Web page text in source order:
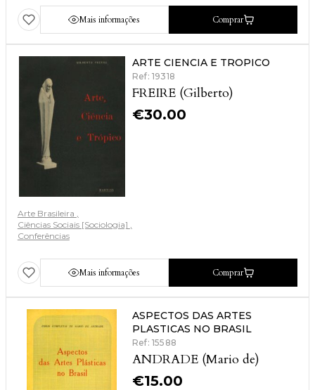
Mais informações Comprar
ARTE CIENCIA E TROPICO
Ref: 19318
FREIRE (Gilberto)
€30.00
Arte Brasileira
Ciências Sociais [Sociologia]
Conferências
Mais informações Comprar
ASPECTOS DAS ARTES
PLASTICAS NO BRASIL
Ref: 15588
ANDRADE (Mario de)
€15.00